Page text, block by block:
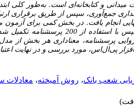
و کتابخانه‌ای است. به‌طور کلی
جمع‌آوری، سپس از طریق برقراری
انجام یافت. در بخش کمی برای آزمون
کیفی مرحله نخست پژوهش تدوین و
پرسشنامه، معناداری هر بخش از مدل
پی‌ال‌اس، مورد بررسی و در نهایت
شعب بانک‌‌‌، روش آمیخته، معادلات